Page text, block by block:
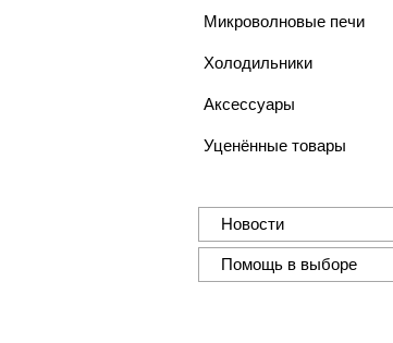
Микроволновые печи
Холодильники
Аксессуары
Уценённые товары
Новости
Помощь в выборе